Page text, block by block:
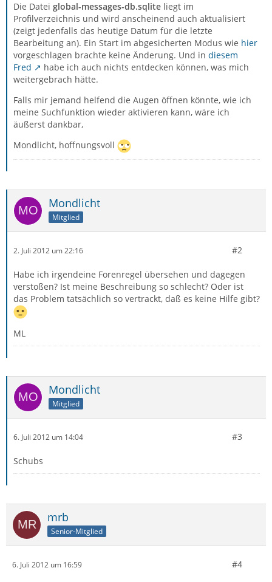
Die Datei global-messages-db.sqlite liegt im
Profilverzeichnis und wird anscheinend auch aktualisiert
(zeigt jedenfalls das heutige Datum für die letzte
Bearbeitung an). Ein Start im abgesicherten Modus wie hier
vorgeschlagen brachte keine Änderung. Und in diesem
Fred
habe ich auch nichts entdecken können, was mich
weitergebrach hätte.
Falls mir jemand helfend die Augen öffnen könnte, wie ich
meine Suchfunktion wieder aktivieren kann, wäre ich
äußerst dankbar,
Mondlicht, hoffnungsvoll
Mondlicht
Mitglied
2. Juli 2012 um 22:16 #2
Habe ich irgendeine Forenregel übersehen und dagegen
verstoßen? Ist meine Beschreibung so schlecht? Oder ist
das Problem tatsächlich so vertrackt, daß es keine Hilfe gibt?
ML
Mondlicht
Mitglied
6. Juli 2012 um 14:04 #3
Schubs
mrb
Senior-Mitglied
6. Juli 2012 um 16:59 #4